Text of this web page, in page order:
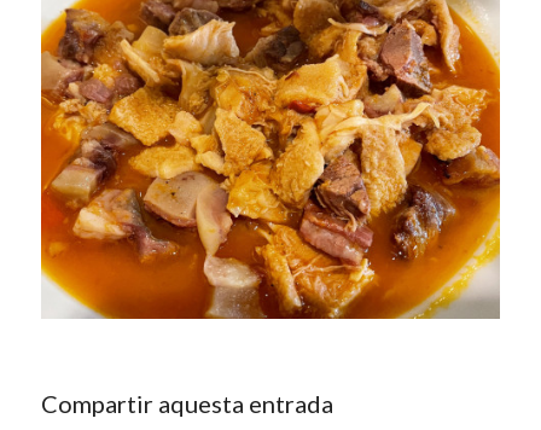
Compartir aquesta entrada